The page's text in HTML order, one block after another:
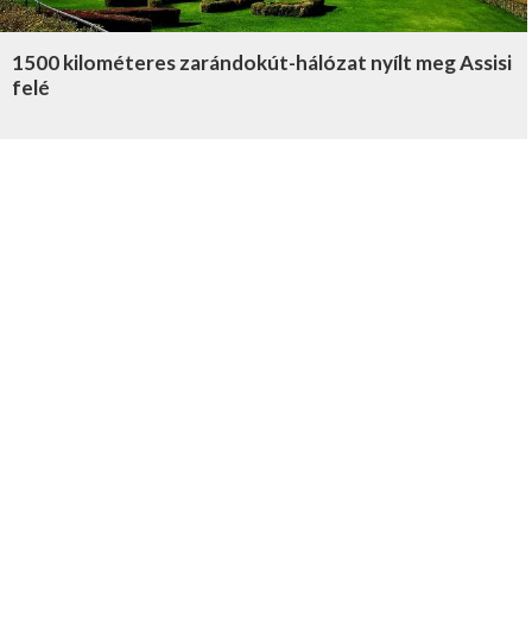
1500 kilométeres zarándokút-hálózat nyílt meg Assisi
felé